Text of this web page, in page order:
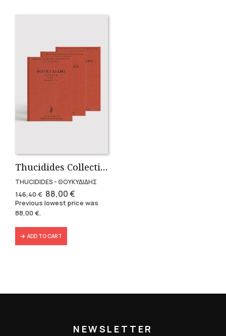
Thucidides Collection – Hardbound Edition (4 volumes)
THUCIDIDES - ΘΟΥΚΥΔΙΔΗΣ
146,40€ Original
price
was:
88,00€Current
price
is:
Previous lowest price was
88,00€.
ADD TO CART
NEWSLETTER